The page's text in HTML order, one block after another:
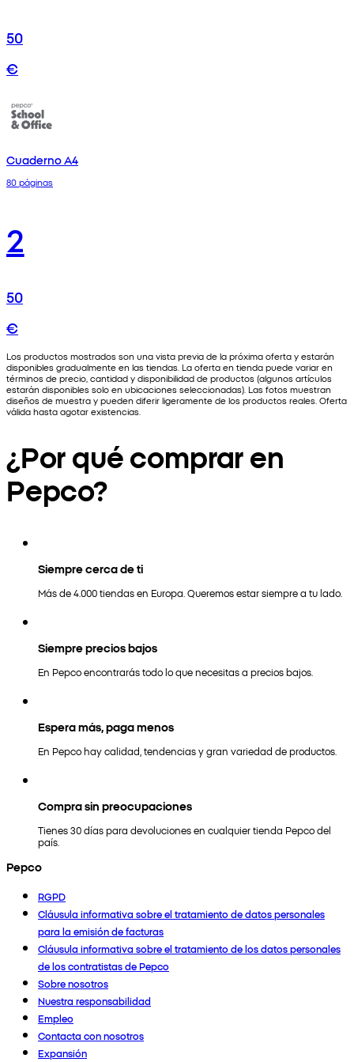
50
€
Cuaderno A4
80 páginas
2
50
€
Los productos mostrados son una vista previa de la próxima oferta y estarán
disponibles gradualmente en las tiendas. La oferta en tienda puede variar en
términos de precio, cantidad y disponibilidad de productos (algunos artículos
estarán disponibles solo en ubicaciones seleccionadas). Las fotos muestran
diseños de muestra y pueden diferir ligeramente de los productos reales. Oferta
válida hasta agotar existencias.
¿Por qué comprar en
Pepco?
Siempre cerca de ti
Más de 4.000 tiendas en Europa. Queremos estar siempre a tu lado.
Siempre precios bajos
En Pepco encontrarás todo lo que necesitas a precios bajos.
Espera más, paga menos
En Pepco hay calidad, tendencias y gran variedad de productos.
Compra sin preocupaciones
Tienes 30 días para devoluciones en cualquier tienda Pepco del
país.
Pepco
RGPD
Cláusula informativa sobre el tratamiento de datos personales
para la emisión de facturas
Cláusula informativa sobre el tratamiento de los datos personales
de los contratistas de Pepco
Sobre nosotros
Nuestra responsabilidad
Empleo
Contacta con nosotros
Expansión